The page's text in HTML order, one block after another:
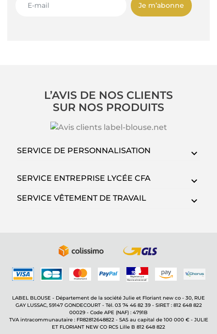
Je m’abonne
L’AVIS DE NOS CLIENTS
SUR NOS PRODUITS
SERVICE DE PERSONNALISATION
SERVICE ENTREPRISE LYCÉE CFA
SERVICE VÊTEMENT DE TRAVAIL
LABEL BLOUSE - Département de la société Julie et Floriant new co - 30, RUE
GAY LUSSAC, 59147 GONDECOURT - Tél. 03 74 46 82 39 - SIRET : 812 648 822
00029 - Code APE (NAF) : 4791B
TVA intracommunautaire : FR82812648822 - SAS au capital de 100 000 € - JULIE
ET FLORIANT NEW CO RCS Lille B 812 648 822